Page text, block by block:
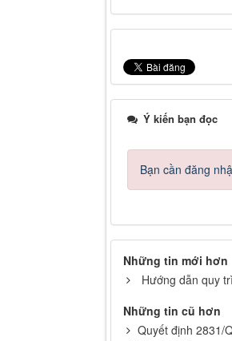
Ý kiến bạn đọc
Bạn cần đăng
Những tin mới hơn
Hướng dẫn quy
Những tin cũ hơn
Quyết định 2831/